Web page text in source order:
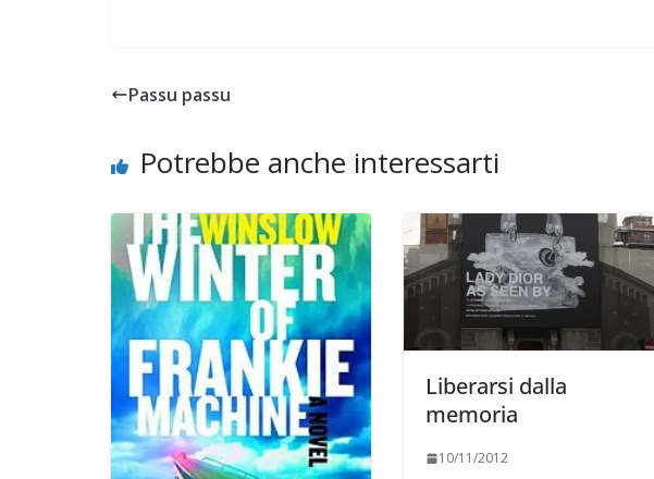
Passu passu
Potrebbe anche interessarti
Liberarsi dalla
memoria
10/11/2012